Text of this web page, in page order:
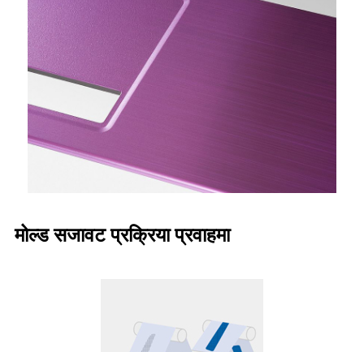
मोल्ड सजावट प्रक्रिया प्रवाहमा